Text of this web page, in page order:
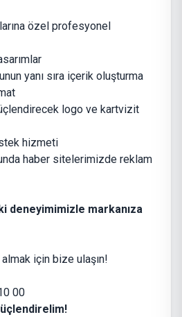
özel profesyonel
yanı sıra içerik oluşturma
logo ve kartvizit
hizmeti
haber sitelerimizde reklam
deneyimimizle markanıza
için bize ulaşın!
00